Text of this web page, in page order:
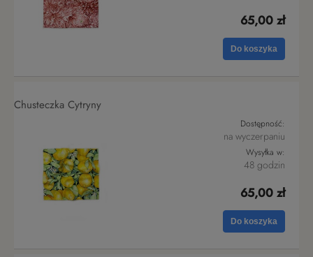
65,00 zł
Do koszyka
Chusteczka Cytryny
Dostępność:
na wyczerpaniu
Wysyłka w:
48 godzin
65,00 zł
Do koszyka